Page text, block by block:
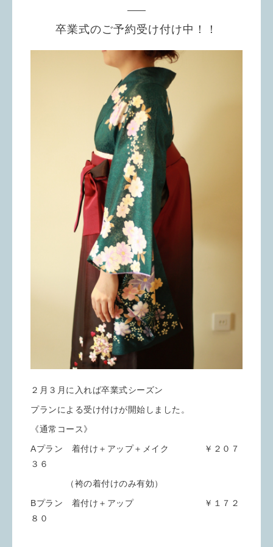
卒業式のご予約受け付け中！！
２月３月に入れば卒業式シーズン
プランによる受け付けが開始しました。
《通常コース》
Aプラン 着付け＋アップ＋メイク ￥２０７
３６
（袴の着付けのみ有効）
Bプラン 着付け＋アップ ￥１７２
８０